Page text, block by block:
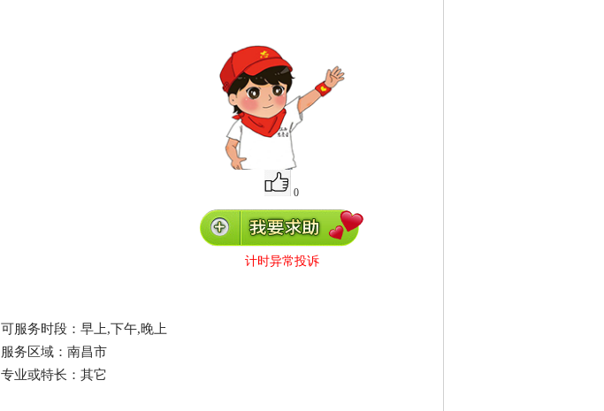
0
计时异常投诉
可服务时段：早上,下午,晚上
服务区域：南昌市
专业或特长：其它